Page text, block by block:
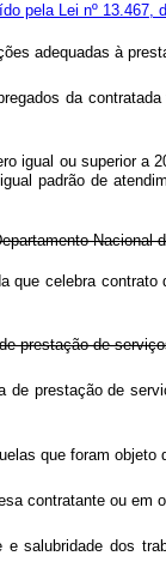
pela Lei nº 13.467,
adequadas à
da
igual ou superior
padrão de
celebra
de prestação
prestação de
que
dos